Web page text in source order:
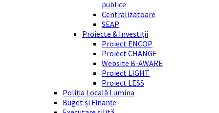
publice
Centralizatoare
SEAP
Proiecte & Investiții
Proiect ENCOP
Proiect CHANGE
Website B-AWARE
Proiect LIGHT
Proiect LESS
Poliția Locală Lumina
Buget și Finanțe